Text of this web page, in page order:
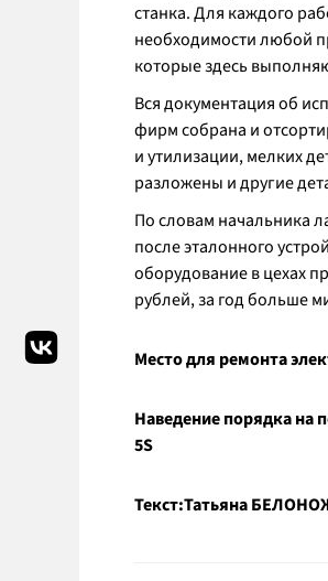
станка. Для каждого
необходимости любой
которые здесь
Вся документация об
фирм собрана и
и утилизации, мелких
разложены и другие
По словам начальника
после эталонного
оборудование в цехах
рублей, за год больше
Место для ремонта
Наведение порядка на
5S
Текст:Татьяна